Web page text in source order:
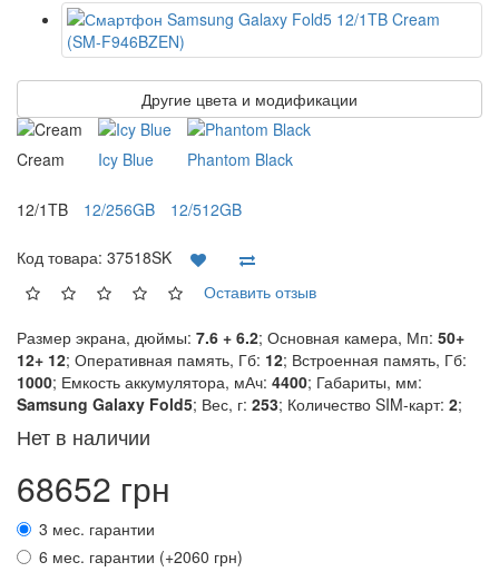
Другие цвета и модификации
Cream Icy Blue Phantom Black
12/1TB 12/256GB 12/512GB
Код товара: 37518SK
Оставить отзыв
Размер экрана, дюймы: 7.6 + 6.2; Основная камера, Мп: 50+
12+ 12; Оперативная память, Гб: 12; Встроенная память, Гб:
1000; Емкость аккумулятора, мАч: 4400; Габариты, мм:
Samsung Galaxy Fold5; Вес, г: 253; Количество SIM-карт: 2;
Нет в наличии
68652 грн
3 мес. гарантии
6 мес. гарантии (+2060 грн)